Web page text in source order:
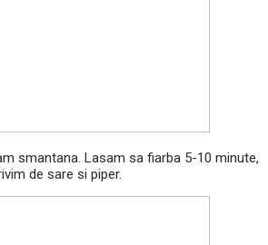
smantana. Lasam sa fiarba 5-10 minute,
de sare si piper.